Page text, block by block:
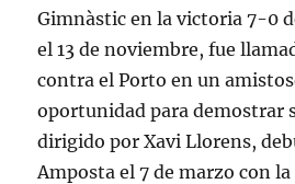
Gimnàstic en la victoria 7-0
el 13 de noviembre, fue
contra el Porto en un
oportunidad para demostrar
dirigido por Xavi Llorens,
Amposta el 7 de marzo con la